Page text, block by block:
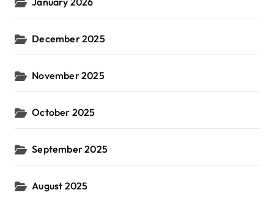
December 2025
November 2025
October 2025
September 2025
August 2025